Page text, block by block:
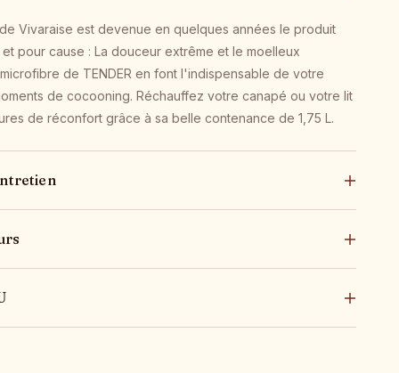
de Vivaraise est devenue en quelques années le produit
pour cause : La douceur extrême et le moelleux
de TENDER en font l'indispensable de votre
de cocooning. Réchauffez votre canapé ou votre lit
de réconfort grâce à sa belle contenance de 1,75 L.